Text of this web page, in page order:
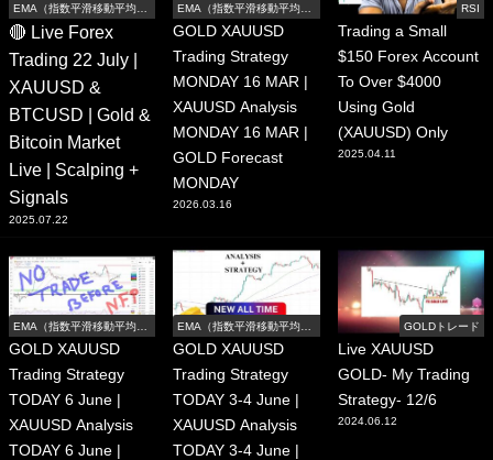
EMA（指数平滑移動平均
線）
🔴 Live Forex
Trading 22 July |
XAUUSD &
BTCUSD | Gold &
Bitcoin Market
Live | Scalping +
Signals
2025.07.22
EMA（指数平滑移動平均
線）
GOLD XAUUSD
Trading Strategy
MONDAY 16 MAR |
XAUUSD Analysis
MONDAY 16 MAR |
GOLD Forecast
MONDAY
2026.03.16
RSI
Trading a Small
$150 Forex Account
To Over $4000
Using Gold
(XAUUSD) Only
2025.04.11
EMA（指数平滑移動平均
線）
GOLD XAUUSD
Trading Strategy
TODAY 6 June |
XAUUSD Analysis
TODAY 6 June |
EMA（指数平滑移動平均
線）
GOLD XAUUSD
Trading Strategy
TODAY 3-4 June |
XAUUSD Analysis
TODAY 3-4 June |
GOLDトレード
Live XAUUSD
GOLD- My Trading
Strategy- 12/6
2024.06.12